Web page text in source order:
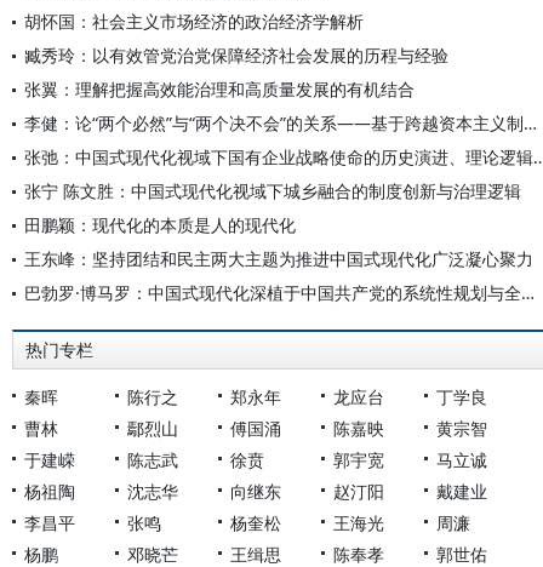
胡怀国：社会主义市场经济的政治经济学解析
臧秀玲：以有效管党治党保障经济社会发展的历程与经验
张翼：理解把握高效能治理和高质量发展的有机结合
李健：论“两个必然”与“两个决不会”的关系——基于跨越资本主义制度“卡夫丁峡谷”设想的反思
张弛：中国式现代化视域下国有
张宁 陈文胜：中国式现代化视域下城乡融合的制度创新与治理逻辑
田鹏颖：现代化的本质是人的现代化
王东峰：坚持团结和民主两大主题为推进中国式现代化广泛凝心聚力
巴勃罗·博马罗：中国式现代化深植于中国共产党的系统性规划与全方位治理实践
热门专栏
秦晖 陈行之 郑永年 龙应台
丁学良
曹林
鄢烈山 傅国涌 陈嘉映
黄宗智
于建嵘
陈志武 徐贲 郭宇宽
马立诚
杨祖陶
沈志华 向继东 赵汀阳
戴建业
李昌平
张鸣 杨奎松 王海光
周濂
杨鹏
邓晓芒 王缉思 陈奉孝
郭世佑